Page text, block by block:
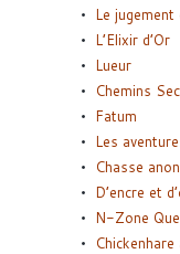
Le
L’Elixir d’Or
Lueur
Chemins
Fatum
Les
Chasse
D’encre et
N-Zone